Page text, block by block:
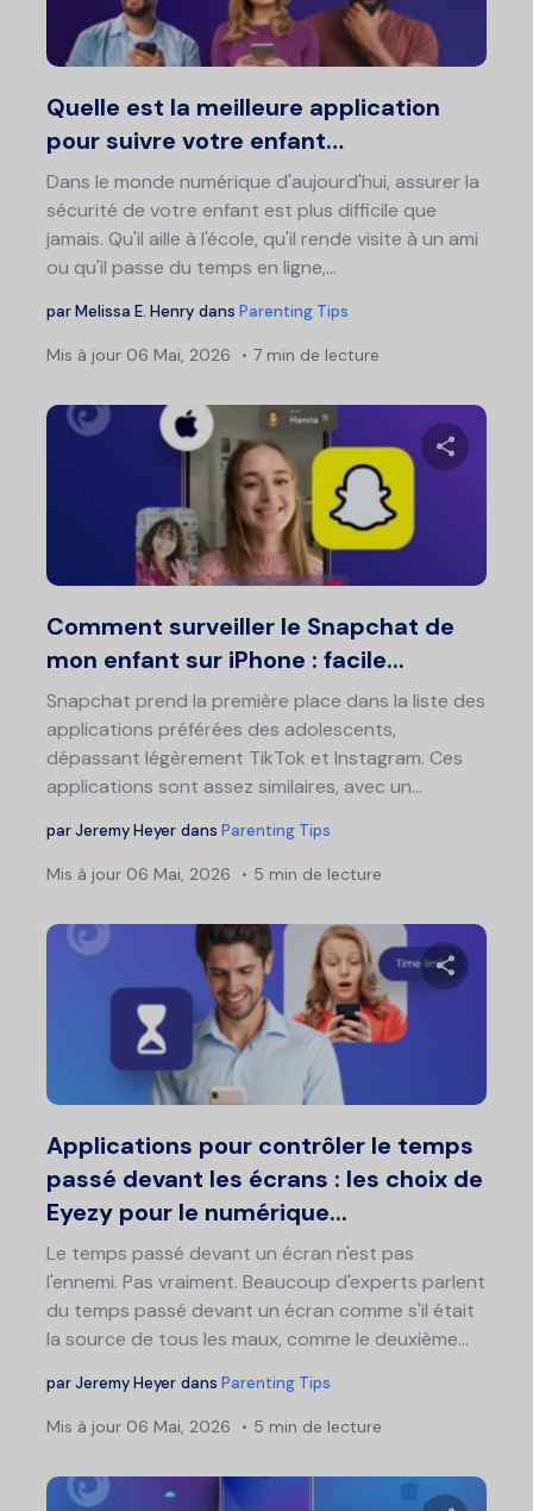
Quelle est la meilleure application
pour suivre votre enfant…
Dans le monde numérique d'aujourd'hui, assurer la
sécurité de votre enfant est plus difficile que
jamais. Qu'il aille à l'école, qu'il rende visite à un ami
ou qu'il passe du temps en ligne,...
parMelissa E. Henry dans Parenting Tips
Mis à jour 06 Mai, 2026 7 min de lecture
Comment surveiller le Snapchat de
mon enfant sur iPhone : facile...
Snapchat prend la première place dans la liste des
applications préférées des adolescents,
dépassant légèrement TikTok et Instagram. Ces
applications sont assez similaires, avec un...
parJeremy Heyer dans Parenting Tips
Mis à jour 06 Mai, 2026 5 min de lecture
Applications pour contrôler le temps
passé devant les écrans : les choix de
Eyezy pour le numérique...
Le temps passé devant un écran n'est pas
l'ennemi. Pas vraiment. Beaucoup d'experts parlent
du temps passé devant un écran comme s'il était
la source de tous les maux, comme le deuxième...
parJeremy Heyer dans Parenting Tips
Mis à jour 06 Mai, 2026 5 min de lecture